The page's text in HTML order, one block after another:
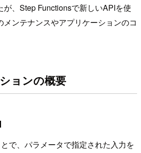
が、Step Functionsで新しいAPIを使
ンテナンスやアプリケーションのコ
ョンの概要
で、パラメータで指定された入力を